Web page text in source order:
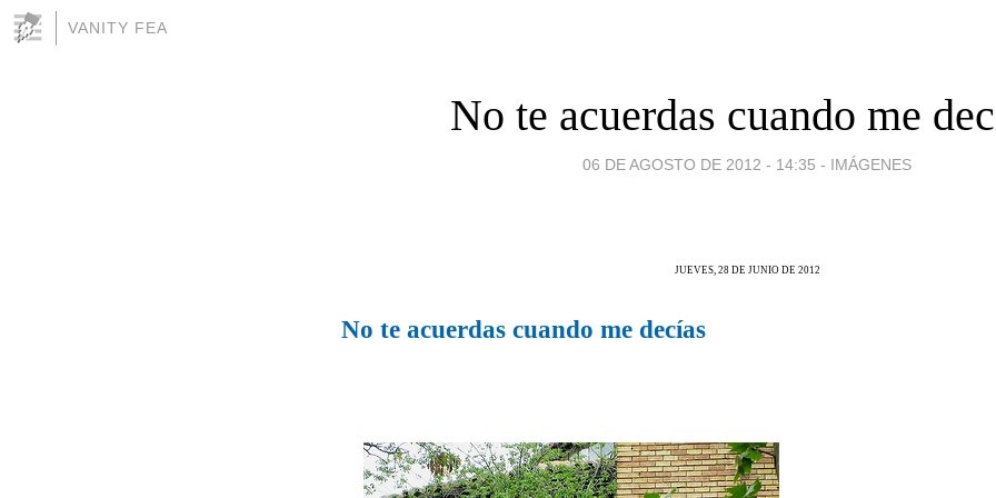
VANITY FEA
No te acuerdas cuando me
06 DE AGOSTO DE 2012 - 14:35 - IMÁGENES
JUEVES, 28 DE JUNIO DE 2012
No te acuerdas cuando me decías